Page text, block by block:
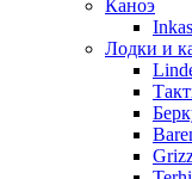
Каноэ
Inkas
Лодки и